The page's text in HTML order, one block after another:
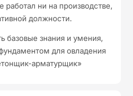
работал ни на производстве,
должности.
базовые знания и умения,
для овладения
арматурщик»